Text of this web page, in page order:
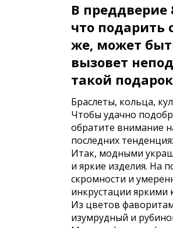
В
что
же, может
вызовет
такой
Браслеты, кольца,
Чтобы удачно
обратите внимание
последних
Итак, модными
и яркие изделия. На
скромности и
инкрустации яркими
Из цветов
изумрудный и